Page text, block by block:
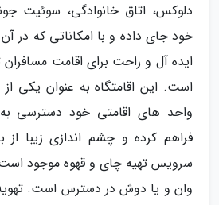
دلوکس، اتاق خانوادگی، سوئیت
خود جای داده و با امکاناتی که در
ایده آل و راحت برای اقامت مسافران
است. این اقامتگاه به عنوان یکی
واحد های اقامتی خود دسترسی به
فراهم کرده و چشم اندازی زیبا از
سرویس تهیه چای و قهوه موجود
وان و یا دوش در دسترس است.